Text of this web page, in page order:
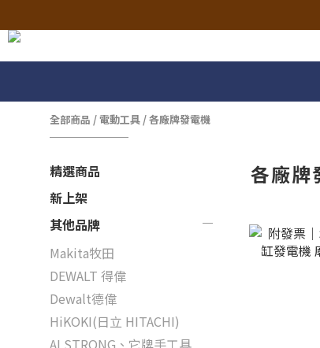
全部商品 /電動工具 /各廠牌發電機
精選商品
新上架
其他品牌
Makita牧田
DEWALT 得偉
Dewalt德偉
HiKOKI(日立 HITACHI)
ALSTRONG、它牌手工具
各廠牌